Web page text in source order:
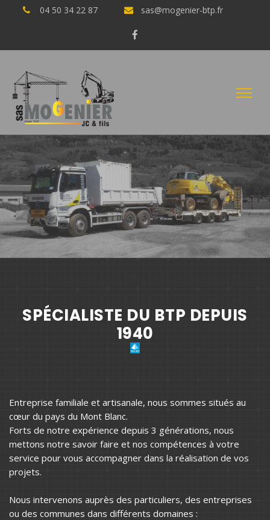
04 50 34 22 87 sas@mogenier-btp.fr
SPÉCIALISTE DU BTP DEPUIS
1940
Entreprise familiale et artisanale, nous sommes situés au
cœur du pays du Mont Blanc.
Forts de notre expérience depuis 3 générations, nous
mettons notre savoir faire et nos compétences à votre
service pour vous accompagner dans la réalisation de vos
projets.
Nous intervenons auprès des particuliers, des entreprises
ou des communes dans différents domaines :